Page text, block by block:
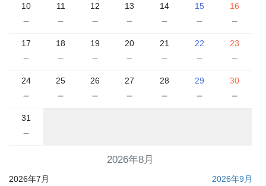
2026年8月
10
－
11
－
12
－
13
－
14
－
15
－
16
－
17
－
18
－
19
－
20
－
21
－
22
－
23
－
24
－
25
－
26
－
27
－
28
－
29
－
30
－
31
－
2026年7月 2026年9月